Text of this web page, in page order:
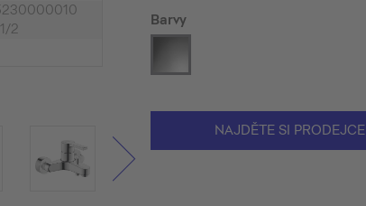
2
Barvy
NAJDĚTE SI PRODEJCE